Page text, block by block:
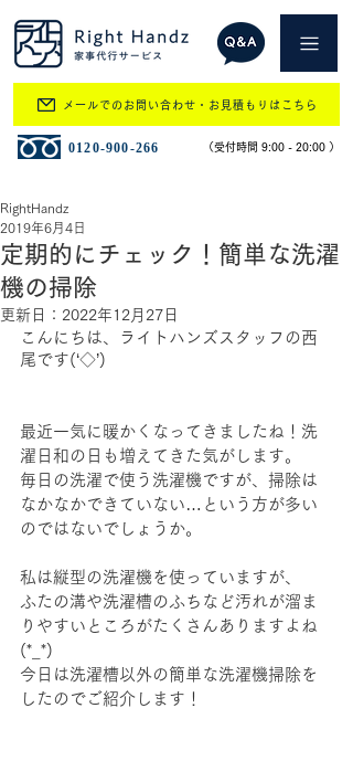
​0120-900-266 ​（受付時間 9:00 - 20:00 ）
メールでのお問い合わせ・お見積もりはこちら
定期的にチェック！簡単な洗濯
機の掃除
RightHandz
2019年6月4日
更新日： 2022年12月27日
こんにちは、ライトハンズスタッフの西
尾です(‘◇’)
最近一気に暖かくなってきましたね！洗
濯日和の日も増えてきた気がします。
毎日の洗濯で使う洗濯機ですが、掃除は
なかなかできていない…という方が多い
のではないでしょうか。
私は縦型の洗濯機を使っていますが、
ふたの溝や洗濯槽のふちなど汚れが溜ま
りやすいところがたくさんありますよね
(*_*)
今日は洗濯槽以外の簡単な洗濯機掃除を
したのでご紹介します！